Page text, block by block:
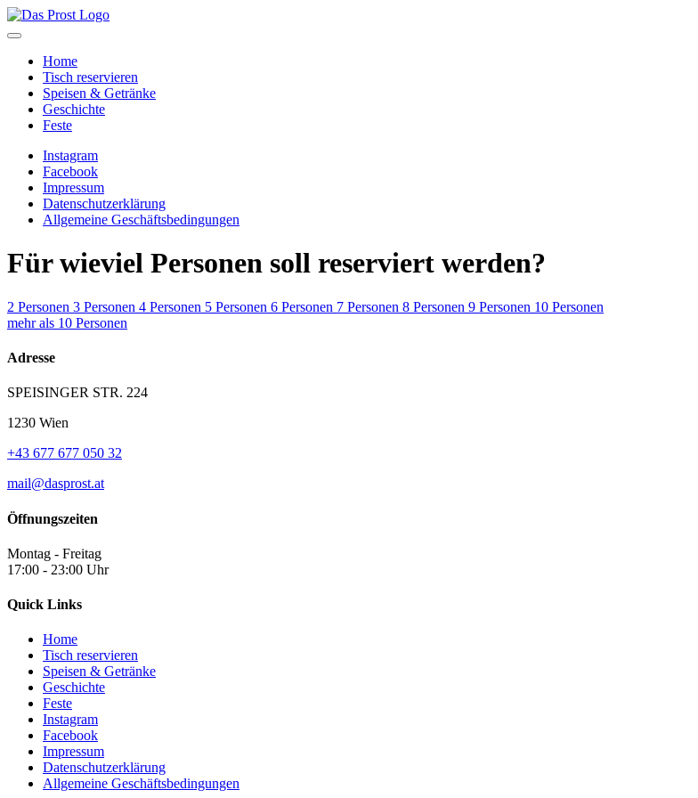
Home
Tisch reservieren
Speisen & Getränke
Geschichte
Feste
Instagram
Facebook
Impressum
Datenschutzerklärung
Allgemeine Geschäftsbedingungen
Für wieviel Personen soll reserviert werden?
2 Personen 3 Personen 4 Personen 5 Personen 6 Personen 7 Personen 8 Personen 9 Personen 10 Personen
mehr als 10 Personen
Adresse
SPEISINGER STR. 224
1230 Wien
+43 677 677 050 32
mail@dasprost.at
Öffnungszeiten
Montag - Freitag
17:00 - 23:00 Uhr
Quick Links
Home
Tisch reservieren
Speisen & Getränke
Geschichte
Feste
Instagram
Facebook
Impressum
Datenschutzerklärung
Allgemeine Geschäftsbedingungen